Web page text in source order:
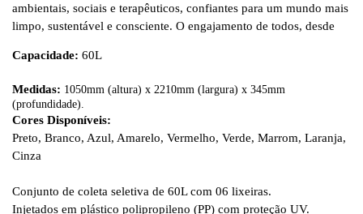
ambientais, sociais e terapêuticos, confiantes para um mundo mais
limpo, sustentável e consciente. O engajamento de todos, desde
Capacidade: 60L
Medidas: 1050mm (altura) x 2210mm (largura) x 345mm
(profundidade).
Cores Disponíveis:
Preto, Branco, Azul, Amarelo, Vermelho, Verde, Marrom, Laranja,
Cinza
Conjunto de coleta seletiva de 60L com 06 lixeiras.
Injetados em plástico polipropileno (PP) com proteção UV.